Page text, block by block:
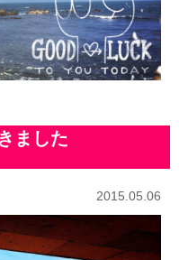
ました
2015.05.06